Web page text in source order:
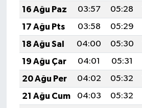
16 Ağu Paz
03:57 05:28
17 Ağu Pts
03:58 05:29
18 Ağu Sal
04:00 05:30
19 Ağu Çar
04:01 05:31
20 Ağu Per
04:02 05:32
21 Ağu Cum
04:03 05:32